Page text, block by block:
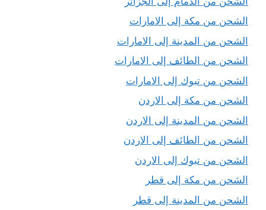
الشحن من مكة إلى الامارات
الشحن من المدينة إلى الامارات
الشحن من الطائف إلى الامارات
الشحن من تبوك إلى الامارات
الشحن من مكة إلى الاردن
الشحن من المدينة إلى الاردن
الشحن من الطائف إلى الاردن
الشحن من تبوك إلى الاردن
الشحن من مكة إلى قطر
الشحن من المدينة إلى قطر